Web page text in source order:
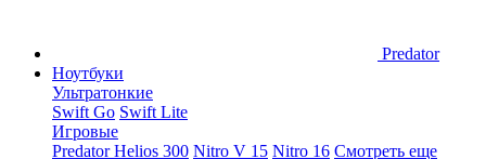
Predator
Ноутбуки
Ультратонкие
Swift Go Swift Lite
Игровые
Predator Helios 300 Nitro V 15 Nitro 16 Смотреть еще